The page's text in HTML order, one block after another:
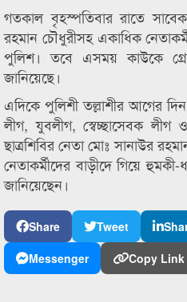
গতকাল বৃহস্পতিবার রাতে
রহমান চৌধুরীসহ একাধিক
পুলিশ। তবে এসময় কাউকে
জানিয়েছে।
এদিকে পুলিশী তল্লাশীর আগের
লীগ, যুবলীগ, স্বেচ্ছাসেবক লীগ ও
ছাত্রশিবির নেতা মোঃ সানাউর
নেতাকর্মীদের বাড়ীদে গিয়ে
জানিয়েছেন।
Share Tweet
Messenger
Copy Link